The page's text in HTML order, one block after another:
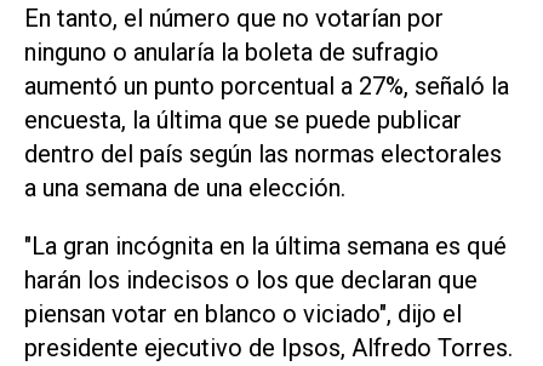
En tanto, el número que no votarían por
ninguno o anularía ⁠la boleta de sufragio
aumentó un punto porcentual ​a 27%, señaló la
encuesta, la última ‌que se puede publicar
dentro del ‌país según las normas electorales
a una semana de ⁠una elección.
"La gran incógnita en la última semana es qué
harán los indecisos o los que declaran que
piensan votar en blanco o viciado", dijo el
presidente ejecutivo de Ipsos, ​Alfredo Torres.